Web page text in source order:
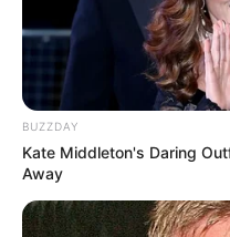
BUZZDAY
Kate Middleton's Daring
Away